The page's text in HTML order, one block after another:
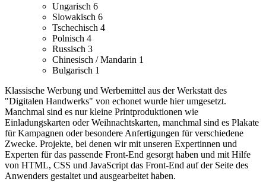
Ungarisch 6
Slowakisch 6
Tschechisch 4
Polnisch 4
Russisch 3
Chinesisch / Mandarin 1
Bulgarisch 1
Klassische Werbung und Werbemittel aus der Werkstatt des
"Digitalen Handwerks" von echonet wurde hier umgesetzt.
Manchmal sind es nur kleine Printproduktionen wie
Einladungskarten oder Weihnachtskarten, manchmal sind es Plakate
für Kampagnen oder besondere Anfertigungen für verschiedene
Zwecke. Projekte, bei denen wir mit unseren Expertinnen und
Experten für das passende Front-End gesorgt haben und mit Hilfe
von HTML, CSS und JavaScript das Front-End auf der Seite des
Anwenders gestaltet und ausgearbeitet haben.